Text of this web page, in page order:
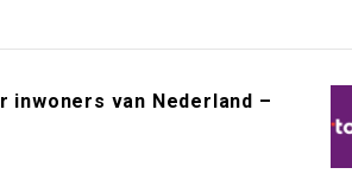
inwoners van Nederland –